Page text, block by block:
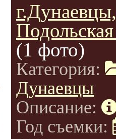
г.Дунаевцы,
(1 фото)
Категория:
Дунаевцы
Описание:
Год съемки: